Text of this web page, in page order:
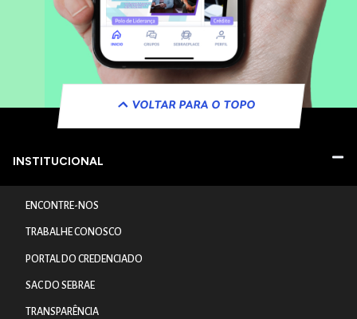
VOLTAR PARA O TOPO
INSTITUCIONAL
ENCONTRE-NOS
TRABALHE CONOSCO
PORTAL DO CREDENCIADO
SAC DO SEBRAE
TRANSPARÊNCIA